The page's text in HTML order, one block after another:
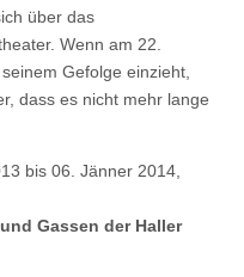
über das
Wenn am 22.
Gefolge einzieht,
dass es nicht mehr lange
bis 06. Jänner 2014,
Gassen der Haller